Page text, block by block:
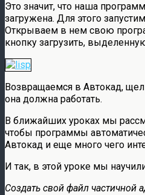
Это значит, что наша
загружена. Для этого
Открываем в нем свою
кнопку загрузить,
Возвращаемся в Автокад,
она должна работать.
В ближайших уроках мы
чтобы программы
Автокад и еще много чего
И так, в этой уроке мы
Создать свой файл частичной